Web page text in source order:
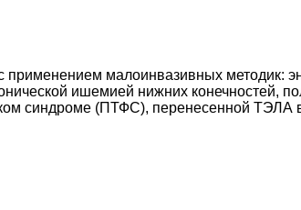
малоинвазивных методик:
ишемией нижних конечностей,
синдроме (ПТФС), перенесенной